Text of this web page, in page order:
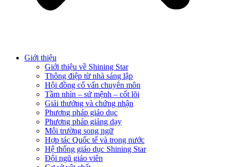
Giới thiệu
Giới thiệu về Shining Star
Thông điệp từ nhà sáng lập
Hội đồng cố vấn chuyên môn
Tầm nhìn – sứ mệnh – cốt lõi
Giải thưởng và chứng nhận
Phương pháp giáo dục
Phương pháp giảng dạy
Môi trường song ngữ
Hợp tác Quốc tế và trong nước
Hệ thống giáo dục Shining Star
Đội ngũ giáo viên